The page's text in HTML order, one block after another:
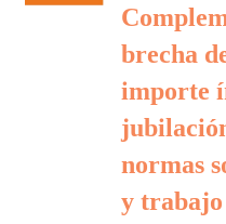
brecha
importe
normas
y trabajo